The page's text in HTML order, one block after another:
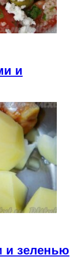
и
и зеленью